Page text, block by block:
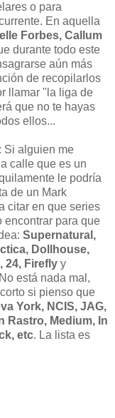
o para
En aquella
Forbes, Callum
durante todo este
aún más
de recopilarlos
llamar "la liga de
que no te hayas
ellos...
: Si alguien me
calle que es un
le podría
de un Mark
citar en que series
encontrar para que
Supernatural,
Dollhouse,
24, Firefly y
está nada mal,
si pienso que
York, NCIS, JAG,
Rastro, Medium, In
etc. La lista es